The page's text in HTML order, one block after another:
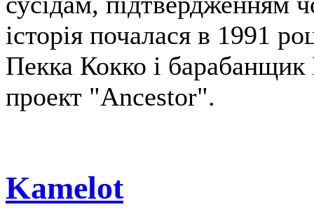
історія почалася в 1991
Пекка Кокко і барабанщик
проект "Ancestor".
Kamelot